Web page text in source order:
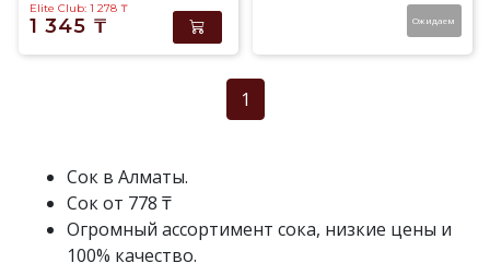
Elite Club: 1 278 ₸
1 345 ₸ Ожидаем
1
Сок в Алматы.
Сок от 778 ₸
Огромный ассортимент сока, низкие цены и
100% качество.